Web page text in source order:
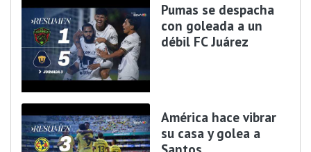
Pumas se despacha
con goleada a un
débil FC Juárez
América hace vibrar
su casa y golea a